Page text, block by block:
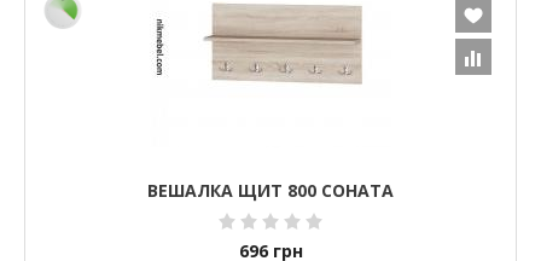
ВЕШАЛКА ЩИТ 800 СОНАТА
696 грн